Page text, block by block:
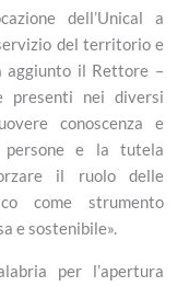
dell’Unical a
del territorio e
aggiunto il Rettore –
presenti nei diversi
conoscenza e
persone e la tutela
il ruolo delle
come strumento
e sostenibile».
per l’apertura